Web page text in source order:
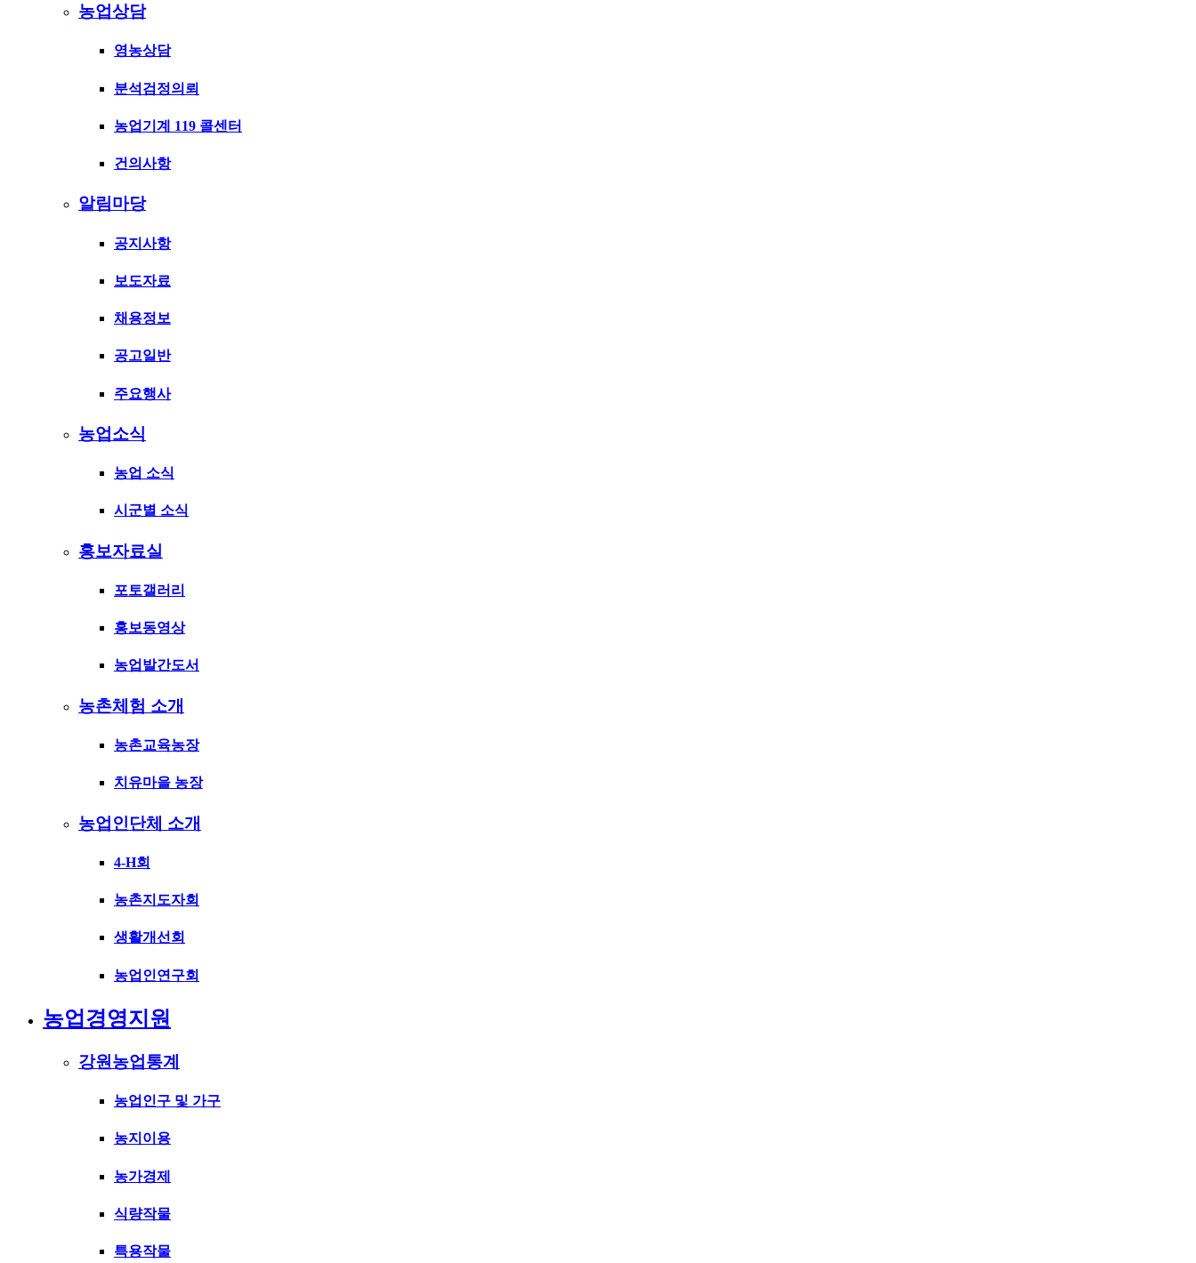
농업상담
영농상담
분석검정의뢰
농업기계 119 콜센터
건의사항
알림마당
공지사항
보도자료
채용정보
공고일반
주요행사
농업소식
농업 소식
시군별 소식
홍보자료실
포토갤러리
홍보동영상
농업발간도서
농촌체험 소개
농촌교육농장
치유마을 농장
농업인단체 소개
4-H회
농촌지도자회
생활개선회
농업인연구회
농업경영지원
강원농업통계
농업인구 및 가구
농지이용
농가경제
식량작물
특용작물